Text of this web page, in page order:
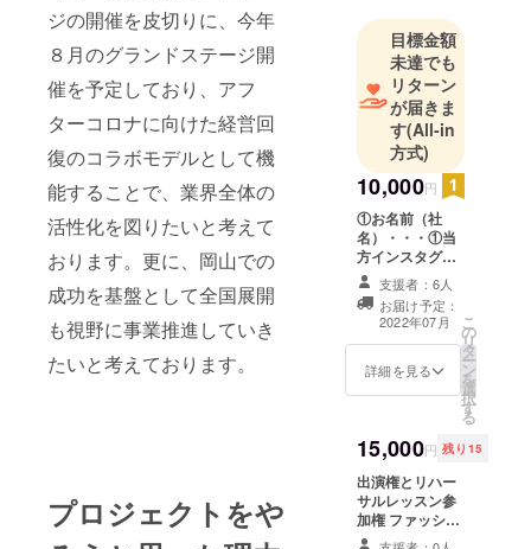
ジの開催を皮切りに、今年
８月のグランドステージ開
催を予定しており、アフ
ターコロナに向けた経営回
復のコラボモデルとして機
能することで、業界全体の
活性化を図りたいと考えて
おります。更に、岡山での
成功を基盤として全国展開
も視野に事業推進していき
たいと考えております。
プロジェクトをや
ファッショ
ンショーを
開催。
夢に向かっ
て頑張って
いる子ども
から大人た
ちをチーム
で応援して
います。
さらに
ファッショ
ンショー会
場を結婚式
場に限定し
ジェクトと
して、2021
年12月に
【第１回 IG
目標金額
未達でも
リターン
が届きま
す(All-in
方式)
10,000円
①お名前（社
名）・・・①当
方インスタグラ
ムの投稿キャプ
ションでのご紹
介とタグ付け・
メンションと
YouTube最後に
テロップ掲
方インスタグラ
ムの投稿画像 ※
期間はアカウン
トが続く限りで
す ③コンテスト
投票・・・キッ
支援者：6人
お届け予定：
2022年07月
詳細を見る
こ
の
リ
タ
ー
ン
を
選
択
す
る
15,000円 残り15
出演権とリハー
サルレッスン参
加権 ファッショ
ンショー： 「第